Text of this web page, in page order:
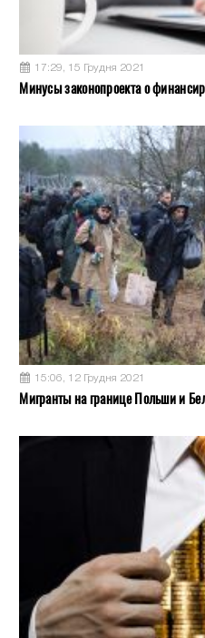
17:29, 15 Грудня 2021
Минусы законопроекта о
15:06, 12 Грудня 2021
Мигранты на границе Польши и